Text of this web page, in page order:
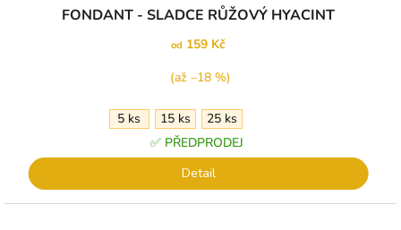
hodnocení
je
z
hvězdiček.
FONDANT - SLADCE RŮŽOVÝ HYACINT
od 159 Kč
(až –18 %)
5 ks 15 ks
25 ks
✅ PŘEDPRODEJ
Detail